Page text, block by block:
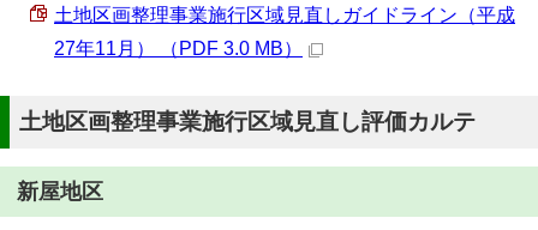
土地区画整理事業施行区域見直しガイドライン（平成
27年11月） （PDF 3.0 MB）
土地区画整理事業施行区域見直し評価カルテ
新屋地区